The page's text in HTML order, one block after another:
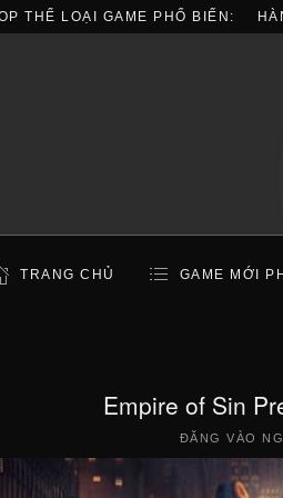
THỂ LOẠI GAME PHỔ BIẾN:
TRANG CHỦ GAME MỚI
Empire of Sin
ĐĂNG VÀO